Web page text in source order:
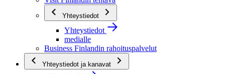
Yhteystiedot
Yhteystiedot
medialle
Business Finlandin rahoituspalvelut
Yhteystiedot ja kanavat